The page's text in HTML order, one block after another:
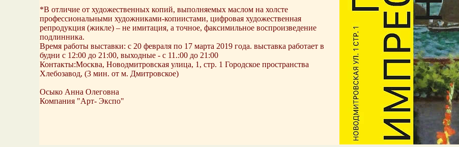
*В отличие от художественных копий, выполняемых маслом на холсте
профессиональными художниками-копиистами, цифровая художественная
репродукция (жикле) – не имитация, а точное, факсимильное воспроизведение
подлинника.
Время работы выставки: с 20 февраля по 17 марта 2019 года. выставка работает в
будни с 12:00 до 21:00, выходные - с 11.:00 до 21:00
Контакты:Москва, Новодмитровская улица, 1, стр. 1 Городское пространства
Хлебозавод, (3 мин. от м. Дмитровское)
Осыко Анна Олеговна
Компания "Арт- Экспо"